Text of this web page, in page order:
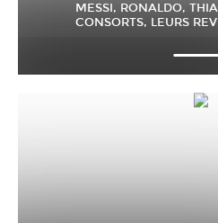
MESSI, RONALDO,
CONSORTS, LEURS